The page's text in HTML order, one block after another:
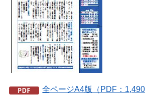
全ページA4版（PDF：